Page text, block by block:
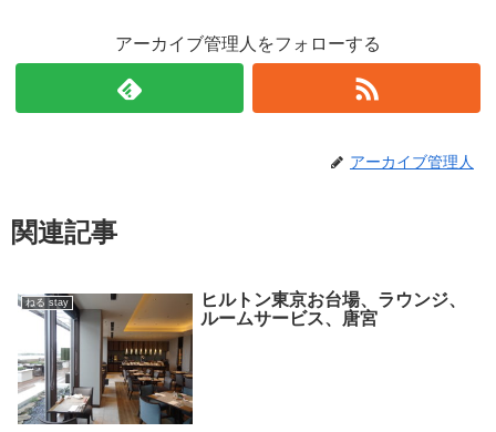
アーカイブ管理人をフォローする
アーカイブ管理人
関連記事
ねる stay
ヒルトン東京お台場、ラウンジ、
ルームサービス、唐宮